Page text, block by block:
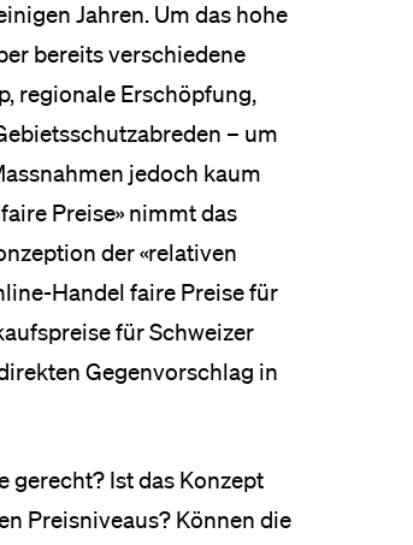
Jahren. Um das hohe
bereits verschiedene
regionale Erschöpfung,
– um
jedoch kaum
Preise» nimmt das
der «relativen
Handel faire Preise für
für Schweizer
Gegenvorschlag in
gerecht? Ist das Konzept
Preisniveaus? Können die